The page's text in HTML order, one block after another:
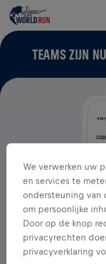
TEAMS ZIJN
We verwerken uw
en services te
ondersteuning van
om persoonlijke
Door op de knop
privacyrechten
privacyverklaring